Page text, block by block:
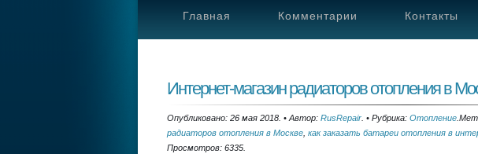
Главная Комментарии Контакты
Интернет-магазин радиаторов отопления в
Опубликовано: 26 мая 2018. • Автор: RusRepair • Рубрика: Отопление
радиаторов отопления в Москве как заказать батареи отопления в
Просмотров: 6335.